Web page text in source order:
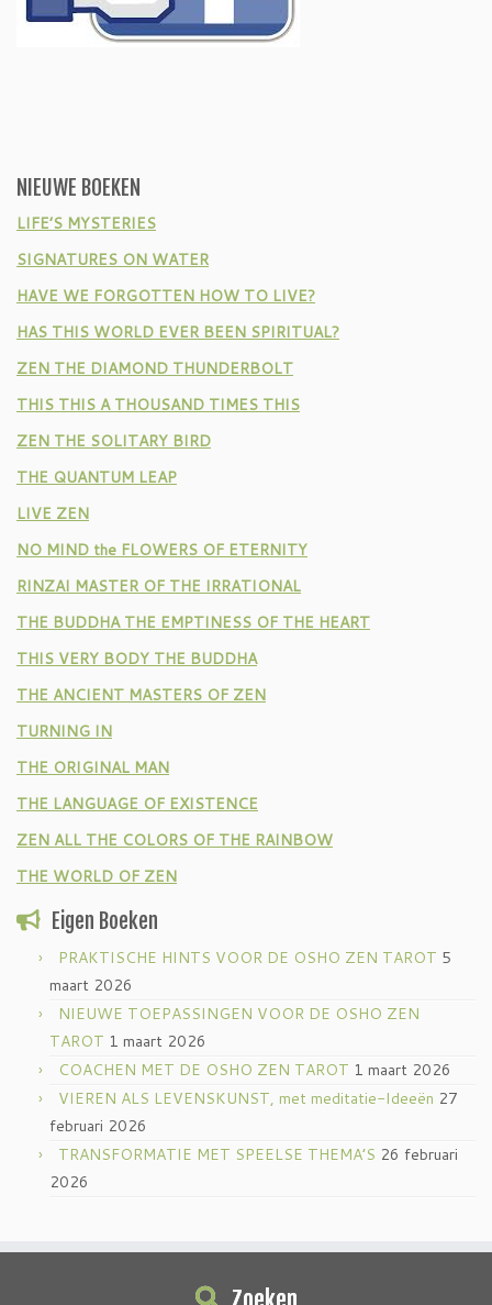
NIEUWE BOEKEN
LIFE’S MYSTERIES
SIGNATURES ON WATER
HAVE WE FORGOTTEN HOW TO LIVE?
HAS THIS WORLD EVER BEEN SPIRITUAL?
ZEN THE DIAMOND THUNDERBOLT
THIS THIS A THOUSAND TIMES THIS
ZEN THE SOLITARY BIRD
THE QUANTUM LEAP
LIVE ZEN
NO MIND the FLOWERS OF ETERNITY
RINZAI MASTER OF THE IRRATIONAL
THE BUDDHA THE EMPTINESS OF THE HEART
THIS VERY BODY THE BUDDHA
THE ANCIENT MASTERS OF ZEN
TURNING IN
THE ORIGINAL MAN
THE LANGUAGE OF EXISTENCE
ZEN ALL THE COLORS OF THE RAINBOW
THE WORLD OF ZEN
Eigen Boeken
PRAKTISCHE HINTS VOOR DE OSHO ZEN TAROT 5
maart 2026
NIEUWE TOEPASSINGEN VOOR DE OSHO ZEN
TAROT 1 maart 2026
COACHEN MET DE OSHO ZEN TAROT 1 maart 2026
VIEREN ALS LEVENSKUNST, met meditatie-Ideeën 27
februari 2026
TRANSFORMATIE MET SPEELSE THEMA’S 26 februari
2026